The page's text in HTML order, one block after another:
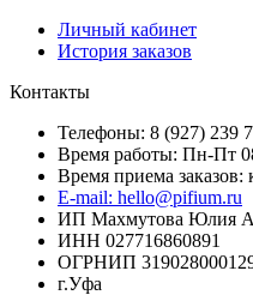
Личный кабинет
История заказов
Контакты
Телефоны: 8 (927) 239
Время работы: Пн-Пт
Время приема заказов:
E-mail: hello@pifium.ru
ИП Махмутова Юлия
ИНН 027716860891
ОГРНИП
г.Уфа